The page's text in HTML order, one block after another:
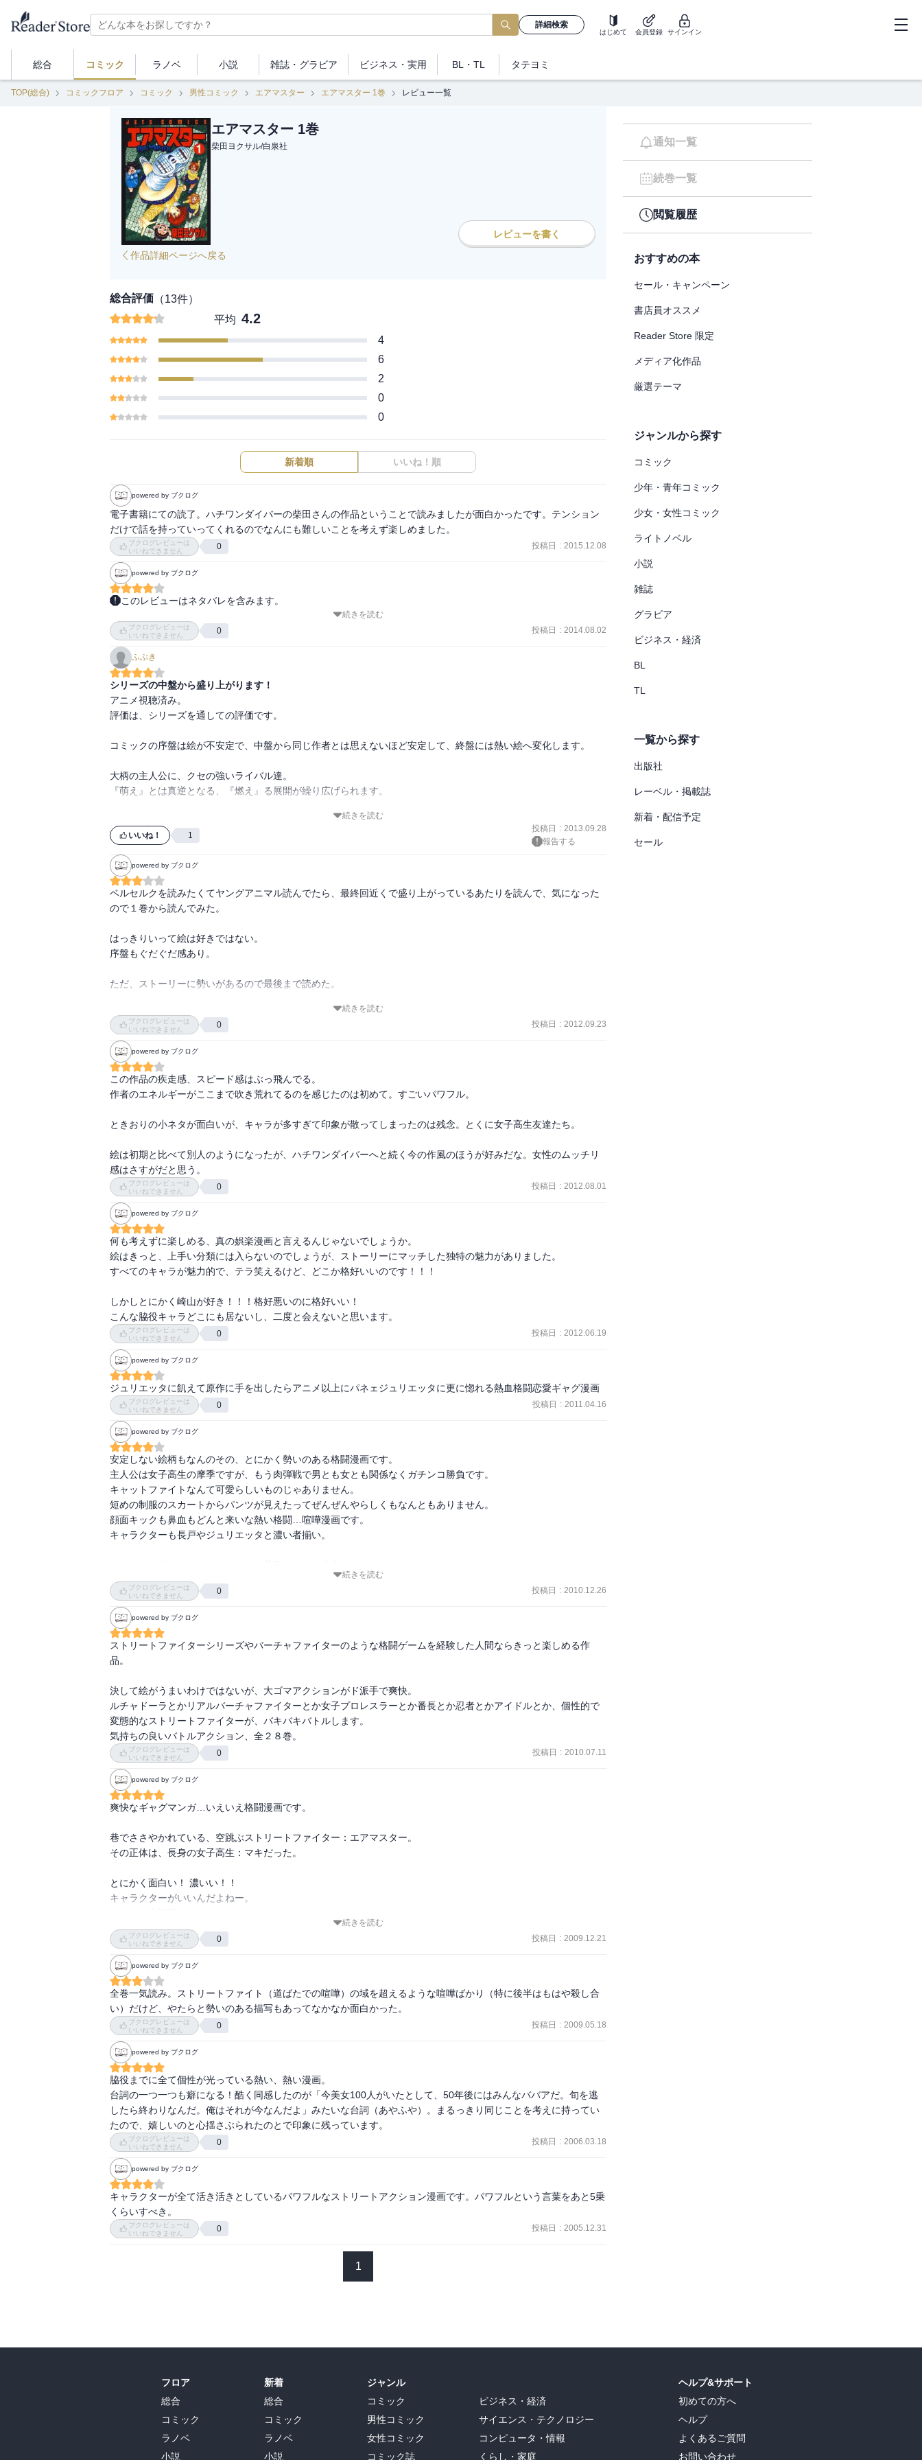
詳細検索
はじめて 会員登録 サインイン
総合 コミック ラノベ 小説 雑誌・ グラビア ビジネス ・実用 BL・TL タテヨミ
TOP(総合) コミックフロア コミック 男性コミック エアマスター エアマスター 1巻 レビュー一覧
エアマスター 1巻
柴田ヨクサル/白泉社
レビューを書く
作品詳細ページへ戻る
総合評価 （13件）
平均 4.2
4
6
2
0
0
新着順 いいね！順
powered by ブクログ
電子書籍にての読了。ハチワンダイバーの柴田さんの作品ということで読みましたが面白かったです。テンション
だけで話を持っていってくれるのでなんにも難しいことを考えず楽しめました。
ブクログレビューは
いいねできません
0 投稿日 : 2015.12.08
powered by ブクログ
このレビューはネタバレを含みます。
エアマスターは名前と空中で戦うみたいなイメージはありましたが、体操が元なのは知りませんでした。
ただ、いきなり強いのでどこかで格闘技については修行したりしたのか疑問です。後に語られるなら楽しみにして
います。
父親の影響とかもあるんでしょうが、鍛えてはなかったような気がするので。
そして、愉快な友人達なのかもしれませんが、特に巨乳キャラのうざさがはんぱないｗｗ
前半はともかく、中盤からは小さい子とお嬢様以外がまともすぎてありがたい気がしてきます。
た。不思議です。
続きを読む
ブクログレビューは
いいねできません
0 投稿日 : 2014.08.02
ふぶき
シリーズの中盤から盛り上がります！
アニメ視聴済み。
評価は、シリーズを通しての評価です。
コミックの序盤は絵が不安定で、中盤から同じ作者とは思えないほど安定して、終盤には熱い絵へ変化します。
大柄の主人公に、クセの強いライバル達。
『萌え』とは真逆となる、『燃え』る展開が繰り広げられます。
続きを読む
いいね！ 1
投稿日 : 2013.09.28
報告する
powered by ブクログ
ベルセルクを読みたくてヤングアニマル読んでたら、最終回近くで盛り上がっているあたりを読んで、気になった
ので１巻から読んでみた。
はっきりいって絵は好きではない。
序盤もぐだぐだ感あり。
ただ、ストーリーに勢いがあるので最後まで読めた。
ハチワンダイバーも同じように勢いあるし、作者のセンスがいいんだろうなー。
続きを読む
ブクログレビューは
いいねできません
0 投稿日 : 2012.09.23
powered by ブクログ
この作品の疾走感、スピード感はぶっ飛んでる。
作者のエネルギーがここまで吹き荒れてるのを感じたのは初めて。すごいパワフル。
ときおりの小ネタが面白いが、キャラが多すぎて印象が散ってしまったのは残念。とくに女子高生友達たち。
絵は初期と比べて別人のようになったが、ハチワンダイバーへと続く今の作風のほうが好みだな。女性のムッチリ
感はさすがだと思う。
ブクログレビューは
いいねできません
0 投稿日 : 2012.08.01
powered by ブクログ
何も考えずに楽しめる、真の娯楽漫画と言えるんじゃないでしょうか。
絵はきっと、上手い分類には入らないのでしょうが、ストーリーにマッチした独特の魅力がありました。
すべてのキャラが魅力的で、テラ笑えるけど、どこか格好いいのです！！！
しかしとにかく崎山が好き！！！格好悪いのに格好いい！
こんな脇役キャラどこにも居ないし、二度と会えないと思います。
ブクログレビューは
いいねできません
0 投稿日 : 2012.06.19
powered by ブクログ
ジュリエッタに飢えて原作に手を出したらアニメ以上にパネェジュリエッタに更に惚れる熱血格闘恋愛ギャグ漫画
ブクログレビューは
いいねできません
0 投稿日 : 2011.04.16
powered by ブクログ
安定しない絵柄もなんのその、とにかく勢いのある格闘漫画です。
主人公は女子高生の摩季ですが、もう肉弾戦で男とも女とも関係なくガチンコ勝負です。
キャットファイトなんて可愛らしいものじゃありません。
短めの制服のスカートからパンツが見えたってぜんぜんやらしくもなんともありません。
顔面キックも鼻血もどんと来いな熱い格闘…喧嘩漫画です。
キャラクターも長戸やジュリエッタと濃い者揃い。
続きを読む
ブクログレビューは
いいねできません
0 投稿日 : 2010.12.26
powered by ブクログ
ストリートファイターシリーズやバーチャファイターのような格闘ゲームを経験した人間ならきっと楽しめる作
品。
決して絵がうまいわけではないが、大ゴマアクションがド派手で爽快。
ルチャドーラとかリアルバーチャファイターとか女子プロレスラーとか番長とか忍者とかアイドルとか、個性的で
変態的なストリートファイターが、バキバキバトルします。
気持ちの良いバトルアクション、全２８巻。
ブクログレビューは
いいねできません
0 投稿日 : 2010.07.11
powered by ブクログ
爽快なギャグマンガ…いえいえ格闘漫画です。
巷でささやかれている、空跳ぶストリートファイター：エアマスター。
その正体は、長身の女子高生：マキだった。
とにかく面白い！ 濃いい！！
キャラクターがいいんだよねー。
ヨクサル氏独特の世界観を、どっぷりと味わえる作品です。
完結済です。
続きを読む
ブクログレビューは
いいねできません
0 投稿日 : 2009.12.21
powered by ブクログ
全巻一気読み。ストリートファイト（道ばたでの喧嘩）の域を超えるような喧嘩ばかり（特に後半はもはや殺し合
い）だけど、やたらと勢いのある描写もあってなかなか面白かった。
ブクログレビューは
いいねできません
0 投稿日 : 2009.05.18
powered by ブクログ
脇役までに全て個性が光っている熱い、熱い漫画。
台詞の一つ一つも癖になる！酷く同感したのが「今美女100人がいたとして、50年後にはみんなババアだ。旬を逃
したら終わりなんだ。俺はそれが今なんだよ」みたいな台詞（あやふや）。まるっきり同じことを考えに持ってい
たので、嬉しいのと心揺さぶられたのとで印象に残っています。
ブクログレビューは
いいねできません
0 投稿日 : 2006.03.18
powered by ブクログ
キャラクターが全て活き活きとしているパワフルなストリートアクション漫画です。パワフルという言葉をあと5乗
くらいすべき。
ブクログレビューは
いいねできません
0 投稿日 : 2005.12.31
1
通知一覧
続巻一覧
閲覧履歴
おすすめの本
セール・キャンペーン
書店員オススメ
Reader Store 限定
メディア化作品
厳選テーマ
ジャンルから探す
コミック
少年・青年コミック
少女・女性コミック
ライトノベル
小説
雑誌
グラビア
ビジネス・経済
BL
TL
一覧から探す
出版社
レーベル・掲載誌
新着・配信予定
セール
フロア
総合
コミック
ラノベ
小説
新着
総合
コミック
ラノベ
小説
ジャンル
コミック
男性コミック
女性コミック
コミック誌
ビジネス・経済
サイエンス・テクノロジー
コンピュータ・情報
くらし・家庭
ヘルプ&サポート
初めての方へ
ヘルプ
よくあるご質問
お問い合わせ